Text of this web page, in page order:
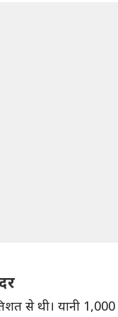
से थी। यानी 1,000